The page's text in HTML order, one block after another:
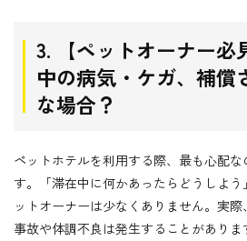
3. 【ペットオーナー必
中の病気・ケガ、補償
な場合？
ペットホテルを利用する際、最も心配
す。「滞在中に何かあったらどうしよ
ットオーナーは少なくありません。実
事故や体調不良は発生することがあり